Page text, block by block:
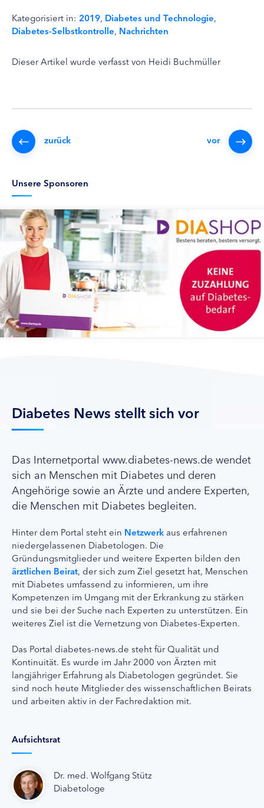
Kategorisiert in: 2019, Diabetes und Technologie,
Diabetes-Selbstkontrolle, Nachrichten
Dieser Artikel wurde verfasst von Heidi Buchmüller
zurück vor
Unsere Sponsoren
Diabetes News stellt sich vor
Das Internetportal www.diabetes-news.de wendet
sich an Menschen mit Diabetes und deren
Angehörige sowie an Ärzte und andere Experten,
die Menschen mit Diabetes begleiten.
Hinter dem Portal steht ein Netzwerk aus erfahrenen
niedergelassenen Diabetologen. Die
Gründungsmitglieder und weitere Experten bilden den
ärztlichen Beirat, der sich zum Ziel gesetzt hat, Menschen
mit Diabetes umfassend zu informieren, um ihre
Kompetenzen im Umgang mit der Erkrankung zu stärken
und sie bei der Suche nach Experten zu unterstützen. Ein
weiteres Ziel ist die Vernetzung von Diabetes-Experten.
Das Portal diabetes-news.de steht für Qualität und
Kontinuität. Es wurde im Jahr 2000 von Ärzten mit
langjähriger Erfahrung als Diabetologen gegründet. Sie
sind noch heute Mitglieder des wissenschaftlichen Beirats
und arbeiten aktiv in der Fachredaktion mit.
Aufsichtsrat
Dr. med. Wolfgang Stütz
Diabetologe